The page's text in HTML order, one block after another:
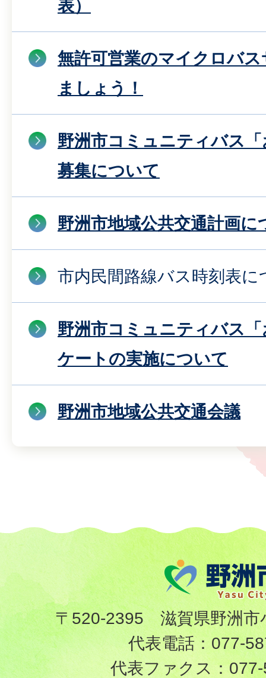
表）
無許可営業のマイクロバ
ましょう！
野洲市コミュニティバス
募集について
野洲市地域公共交通計画に
市内民間路線バス時刻表に
野洲市コミュニティバス
ケートの実施について
野洲市地域公共交通会議
〒520-2395 滋賀県野洲市
代表電話： 077-
代表ファクス：